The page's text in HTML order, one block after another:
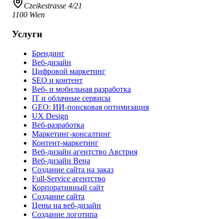
Czeikestrasse 4/21
1100 Wien
Услуги
Брендинг
Веб-дизайн
Цифровой маркетинг
SEO и контент
Веб- и мобильная разработка
IT и облачные сервисы
GEO: ИИ-поисковая оптимизация
UX Design
Веб-разработка
Маркетинг-консалтинг
Контент-маркетинг
Веб-дизайн агентство Австрия
Веб-дизайн Вена
Создание сайта на заказ
Full-Service агентство
Корпоративный сайт
Создание сайта
Цены на веб-дизайн
Создание логотипа